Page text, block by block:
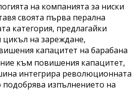
на компанията за ниски
своята първа перална
категория, предлагайки
цикъл на зареждане,
капацитет на барабана
към повишения капацитет,
интегрира революционната
подобрява изпълнението на